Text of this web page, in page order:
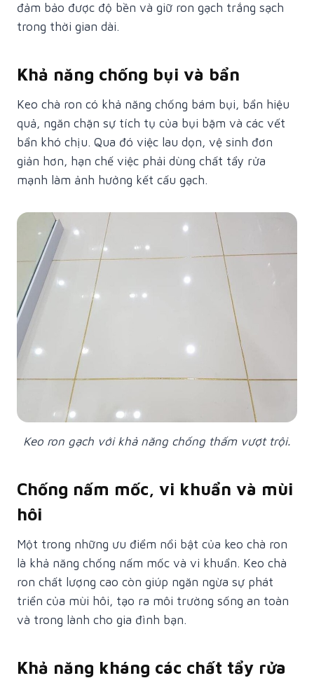
đảm bảo được độ bền và giữ ron gạch trắng sạch
trong thời gian dài.
Khả năng chống bụi và bẩn
Keo chà ron có khả năng chống bám bụi, bẩn hiệu
quả, ngăn chặn sự tích tụ của bụi bặm và các vết
bẩn khó chịu. Qua đó việc lau dọn, vệ sinh đơn
giản hơn, hạn chế việc phải dùng chất tẩy rửa
mạnh làm ảnh hưởng kết cấu gạch.
Keo ron gạch với khả năng chống thấm vượt trội.
Chống nấm mốc, vi khuẩn và mùi
hôi
Một trong những ưu điểm nổi bật của keo chà ron
là khả năng chống nấm mốc và vi khuẩn. Keo chà
ron chất lượng cao còn giúp ngăn ngừa sự phát
triển của mùi hôi, tạo ra môi trường sống an toàn
và trong lành cho gia đình bạn.
Khả năng kháng các chất tẩy rửa